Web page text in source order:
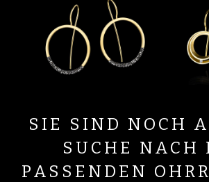
SIE SIND NOCH
SUCHE NACH
PASSENDEN